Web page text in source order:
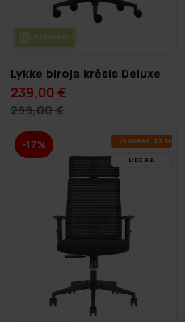
BEZ­MAK­SAS PIE­GĀ­DE
Lykke biroja krēsls Deluxe
239,00 €
299,00 €
-17% VA­SA­RAS IZ­SKA­ŅA
LĪDZ 9.8.